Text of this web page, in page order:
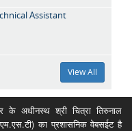
Assistant
View All
के अधीनस्थ श्री चित्रा तिरुनाल
का प्रशासनिक वेबसईट है